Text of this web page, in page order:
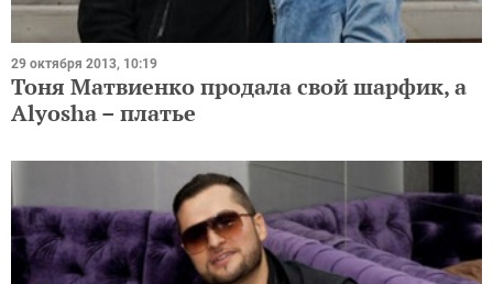
29 октября 2013, 10:19
Тоня Матвиенко продала свой шарфик, а
Alyosha – платье